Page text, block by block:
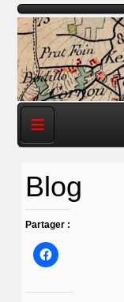
≡
Blog
Partager :